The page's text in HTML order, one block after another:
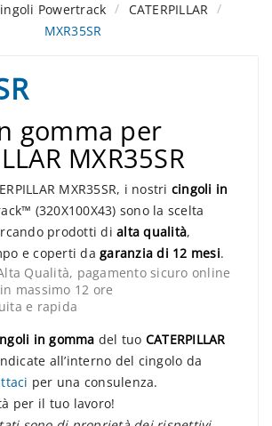
Powertrack
CATERPILLAR
MXR35SR
gomma per
MXR35SR
MXR35SR, i nostri cingoli in
(320X100X43) sono la scelta
prodotti di alta qualità,
e coperti da garanzia di 12 mesi.
Qualità, pagamento sicuro online
massimo 12 ore
e rapida
in gomma del tuo CATERPILLAR
all’interno del cingolo da
per una consulenza.
per il tuo lavoro!